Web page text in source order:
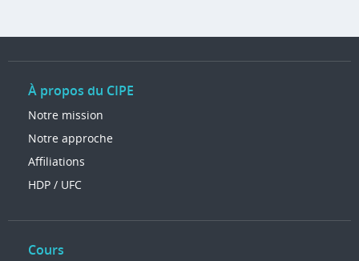
À propos du CIPE
Notre mission
Notre approche
Affiliations
HDP / UFC
Cours